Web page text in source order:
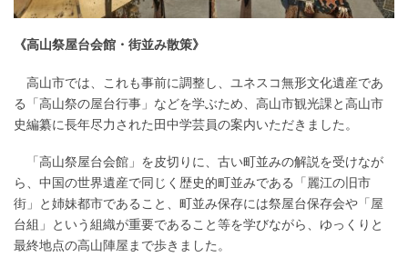
《高山祭屋台会館・街並み散策》
高山市では、これも事前に調整し、ユネスコ無形文化遺産であ
る「高山祭の屋台行事」などを学ぶため、高山市観光課と高山市
史編纂に長年尽力された田中学芸員の案内いただきました。
「高山祭屋台会館」を皮切りに、古い町並みの解説を受けなが
ら、中国の世界遺産で同じく歴史的町並みである「麗江の旧市
街」と姉妹都市であること、町並み保存には祭屋台保存会や「屋
台組」という組織が重要であること等を学びながら、ゆっくりと
最終地点の高山陣屋まで歩きました。